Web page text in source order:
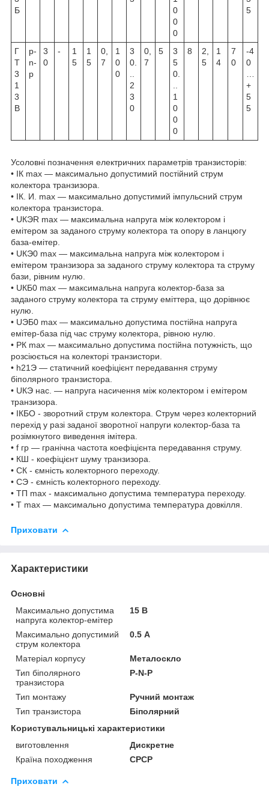
Б
0
0
0
5
Г
Т
3
1
3
В
p-
n-
p
3
0
-
1
5
1
5
0,
7
1
0
0
3
0.
2
3
0
0,
7
5
3
5
0.
1
0
0
0
8
2,
5
1
4
7
0
-4
0
+
5
5
Усоловні позначення електричних параметрів транзисторів:
• IК max — максимально допустимий постійний струм
колектора транзизора.
• IК. И. max — максимально допустимий імпульсний струм
колектора транзистора.
• UКЭR max — максимальна напруга між колектором і
емітером за заданого струму колектора та опору в ланцюгу
база-емітер.
• UКЭ0 max — максимальна напруга між колектором і
емітером транзизора за заданого струму колектора та струму
бази, рівним нулю.
• UКБ0 max — максимальна напруга колектор-база за
заданого струму колектора та струму еміттера, що дорівнює
нулю.
• UЭБ0 max — максимально допустима постійна напруга
емітер-база під час струму колектора, рівною нулю.
• РК max — максимально допустима постійна потужність, що
розсіюється на колекторі транзистори.
• h21Э — статичний коефіцієнт передавання струму
біполярного транзистора.
• UКЭ нас. — напруга насичення між колектором і емітером
транзизора.
• IКБО - зворотний струм колектора. Струм через колекторний
перехід у разі заданої зворотної напруги колектор-база та
розімкнутого виведення імітера.
• f гр — гранічна частота коефіцієнта передавання струму.
• КШ - коефіцієнт шуму транзизора.
• СК - ємність колекторного переходу.
• СЭ - ємність колекторного переходу.
• ТП max - максимально допустима температура переходу.
• Т max — максимально допустима температура довкілля.
Приховати
Характеристики
Основні
Максимально допустима
напруга колектор-емітер
15 В
Максимально допустимий
струм колектора
0.5 А
Матеріал корпусу
Металоскло
Тип біполярного
транзистора
P-N-P
Тип монтажу
Ручний монтаж
Тип транзистора
Біполярний
Користувальницькі характеристики
виготовлення
Дискретне
Країна походження
СРСР
Приховати